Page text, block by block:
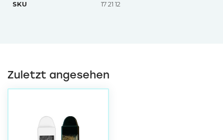
SKU 17 21 12
Zuletzt angesehen